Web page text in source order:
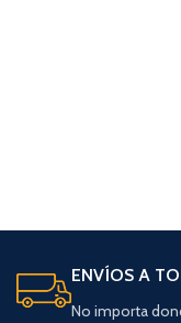
ENVÍOS A
No importa